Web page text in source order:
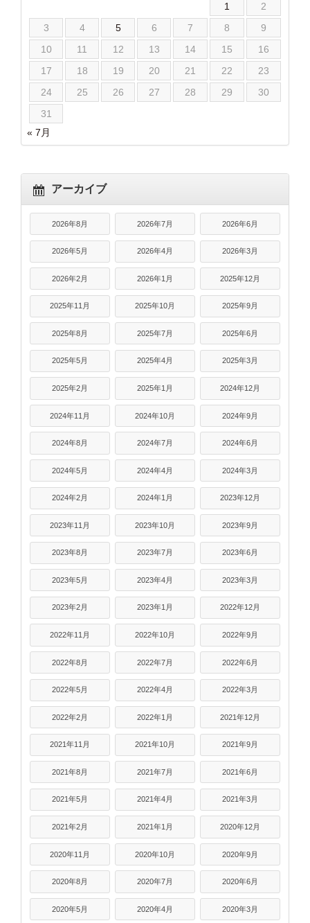
1
2
3
4 5 6 7 8
9
10
11 12 13 14 15
16
17
18 19 20 21 22
23
24
25 26 27 28 29
30
31
« 7月
アーカイブ
2026年8月 2026年7月 2026年6月
2026年5月 2026年4月 2026年3月
2026年2月 2026年1月 2025年12月
2025年11月 2025年10月 2025年9月
2025年8月 2025年7月 2025年6月
2025年5月 2025年4月 2025年3月
2025年2月 2025年1月 2024年12月
2024年11月 2024年10月 2024年9月
2024年8月 2024年7月 2024年6月
2024年5月 2024年4月 2024年3月
2024年2月 2024年1月 2023年12月
2023年11月 2023年10月 2023年9月
2023年8月 2023年7月 2023年6月
2023年5月 2023年4月 2023年3月
2023年2月 2023年1月 2022年12月
2022年11月 2022年10月 2022年9月
2022年8月 2022年7月 2022年6月
2022年5月 2022年4月 2022年3月
2022年2月 2022年1月 2021年12月
2021年11月 2021年10月 2021年9月
2021年8月 2021年7月 2021年6月
2021年5月 2021年4月 2021年3月
2021年2月 2021年1月 2020年12月
2020年11月 2020年10月 2020年9月
2020年8月 2020年7月 2020年6月
2020年5月 2020年4月 2020年3月